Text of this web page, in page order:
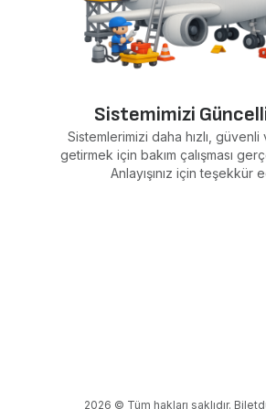
Sistemimizi
Sistemlerimizi daha hızlı,
getirmek için bakım çalışması
Anlayışınız için teşekkür
2026 © Tüm hakları saklıdır.